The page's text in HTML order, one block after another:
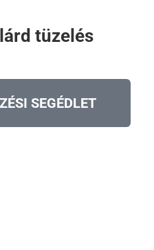
tüzelés
SEGÉDLET